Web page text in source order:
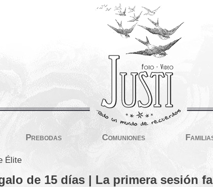
Prebodas Comuniones
Élite
de 15 días | La primera sesión